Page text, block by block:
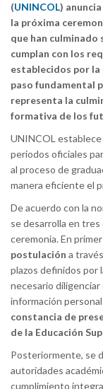
(UNINCOL)
la próxima
que han
cumplan con los
establecidos por
paso fundamental
representa la
formativa de los
UNINCOL
periodos oficiales
al proceso de
manera eficiente el
De acuerdo con la
se desarrolla en
ceremonia. En
postulación a
plazos definidos por
necesario diligenciar
información
constancia de
de la Educación
Posteriormente, se
autoridades
cumplimiento